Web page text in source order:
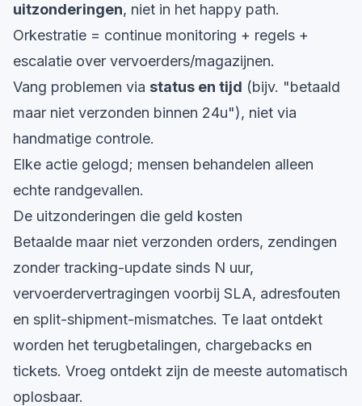
uitzonderingen, niet in het happy path.
Orkestratie = continue monitoring + regels +
escalatie over vervoerders/magazijnen.
Vang problemen via status en tijd (bijv. "betaald
maar niet verzonden binnen 24u"), niet via
handmatige controle.
Elke actie gelogd; mensen behandelen alleen
echte randgevallen.
De uitzonderingen die geld kosten
Betaalde maar niet verzonden orders, zendingen
zonder tracking-update sinds N uur,
vervoerdervertragingen voorbij SLA, adresfouten
en split-shipment-mismatches. Te laat ontdekt
worden het terugbetalingen, chargebacks en
tickets. Vroeg ontdekt zijn de meeste automatisch
oplosbaar.